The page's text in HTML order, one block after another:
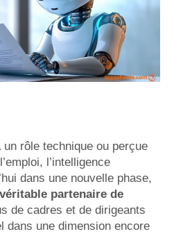
rôle technique ou perçue
l’intelligence
dans une nouvelle phase,
véritable partenaire de
de cadres et de dirigeants
dans une dimension encore